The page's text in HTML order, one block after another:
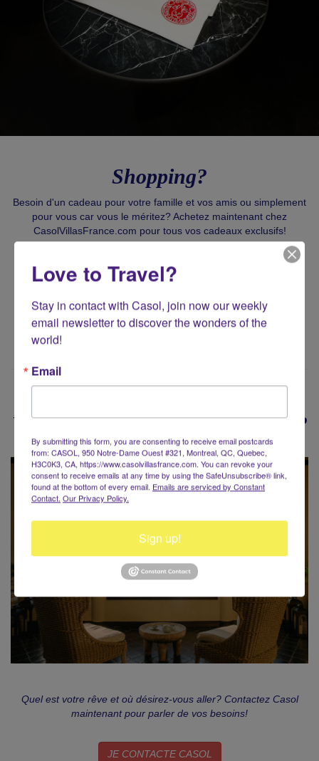
Shopping?
Besoin d'un cadeau pour votre famille et vos amis ou simplement
pour vous car vous le méritez? Achetez maintenant chez
CasolVillasFrance.com pour tous vos cadeaux exclusifs!
J'ACHÈTE CASOL
Vous Voyagez Autour du Monde?
Quel est votre rêve et où désirez-vous aller? Contactez Casol
maintenant pour parler de vos besoins!
JE CONTACTE CASOL
Love to Travel?
Stay in contact with Casol, join now our weekly
email newsletter to discover the wonders of the
world!
Email
By submitting this form, you are consenting to receive email postcards
from: CASOL, 950 Notre-Dame Ouest #321, Montreal, QC, Quebec,
H3C0K3, CA, https://www.casolvillasfrance.com. You can revoke your
consent to receive emails at any time by using the SafeUnsubscribe® link,
found at the bottom of every email. Emails are serviced by Constant
Contact. Our Privacy Policy.
Sign up!